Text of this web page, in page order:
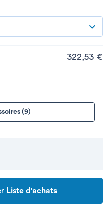
322,53 €
(9)
Liste d'achats